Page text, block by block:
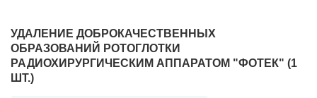
УДАЛЕНИЕ ДОБРОКАЧЕСТВЕННЫХ
ОБРАЗОВАНИЙ РОТОГЛОТКИ
РАДИОХИРУРГИЧЕСКИМ АППАРАТОМ "ФОТЕК" (1
ШТ.)